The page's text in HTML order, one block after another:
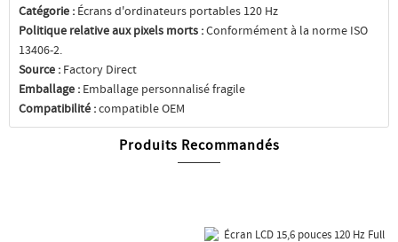
Catégorie : Écrans d'ordinateurs portables 120 Hz
Politique relative aux pixels morts :Conformément à la norme ISO
13406-2.
Source : Factory Direct
Emballage : Emballage personnalisé fragile
Compatibilité :compatible OEM
Produits Recommandés